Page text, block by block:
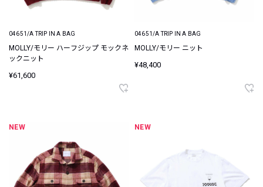
04651/A TRIP IN A BAG
MOLLY/モリー ハーフジップ モックネ
ックニット
¥61,600
04651/A TRIP IN A BAG
MOLLY/モリー ニット
¥48,400
NEW NEW